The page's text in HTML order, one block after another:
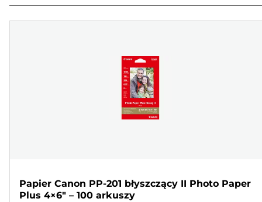
Papier Canon PP-201 błyszczący II Photo Paper
Plus 4×6" – 100 arkuszy